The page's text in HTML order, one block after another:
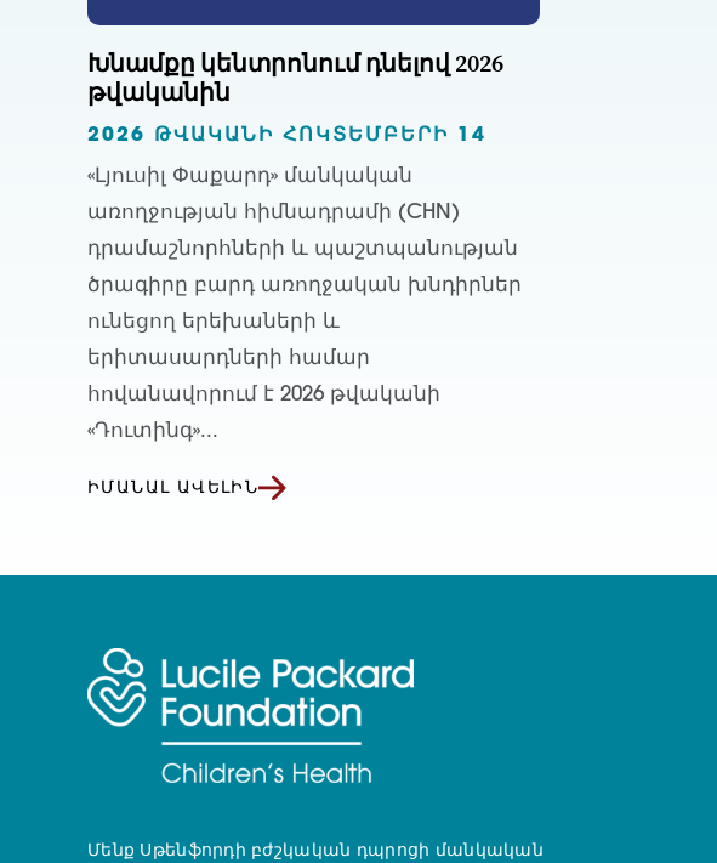
Խնամքը կենտրոնում դնելով 2026
թվականին
2026 ԹՎԱԿԱՆԻ ՀՈԿՏԵՄԲԵՐԻ 14
«Լյուսիլ Փաքարդ» մանկական
առողջության հիմնադրամի (CHN)
դրամաշնորհների և պաշտպանության
ծրագիրը բարդ առողջական խնդիրներ
ունեցող երեխաների և
երիտասարդների համար
հովանավորում է 2026 թվականի
«Դուտինգ»...
ԻՄԱՆԱԼ ԱՎԵԼԻՆ
Մենք Սթենֆորդի բժշկական դպրոցի մանկական